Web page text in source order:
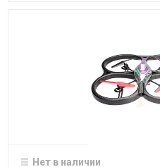
Нет в наличии